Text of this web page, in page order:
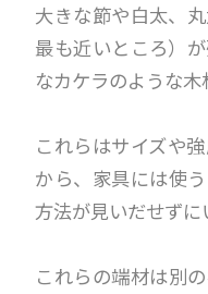
大きな節や白太、
最も近いところ）
なカケラのような木
これらはサイズや
から、家具には使
方法が見いだせずに
これらの端材は別